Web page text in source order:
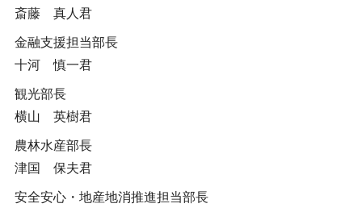
斎藤 真人君
金融支援担当部長
十河 慎一君
観光部長
横山 英樹君
農林水産部長
津国 保夫君
安全安心・地産地消推進担当部長